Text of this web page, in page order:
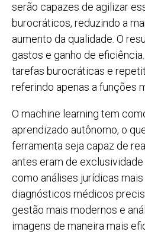
serão capazes de agilizar
burocráticos, reduzindo a
aumento da qualidade. O
gastos e ganho de
tarefas burocráticas e
referindo apenas a funções
O machine learning tem
aprendizado autônomo, o
ferramenta seja capaz de
antes eram de
como análises jurídicas
diagnósticos médicos
gestão mais modernos e
imagens de maneira mais